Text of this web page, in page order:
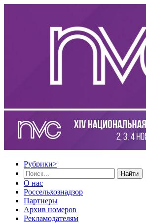
Рубрики>
Найти
О нас
Россельхознадзор
Партнеры
Архив номеров
Рекламодателям